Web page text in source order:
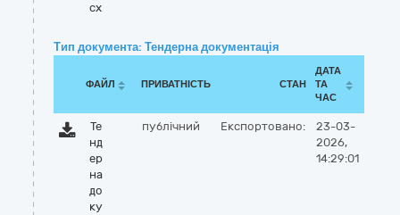
cx
Тип документа: Тендерна документація
ФАЙЛ ПРИВАТНІСТЬ СТАН
ДАТА
ТА
ЧАС
Те
нд
ер
на
до
ку
публічний Експортовано:
23-03-
2026,
14:29:01